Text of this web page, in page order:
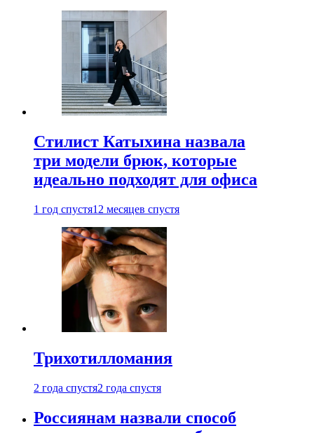
Стилист Катыхина назвала
три модели брюк, которые
идеально подходят для офиса
1 год спустя12 месяцев спустя
Трихотилломания
2 года спустя2 года спустя
Россиянам назвали способ